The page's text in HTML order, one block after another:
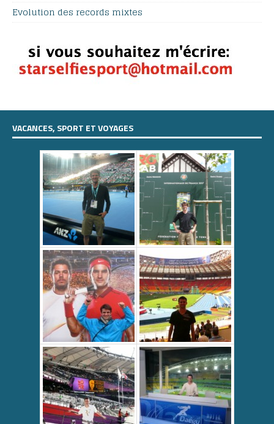
Evolution des records mixtes
VACANCES, SPORT ET VOYAGES